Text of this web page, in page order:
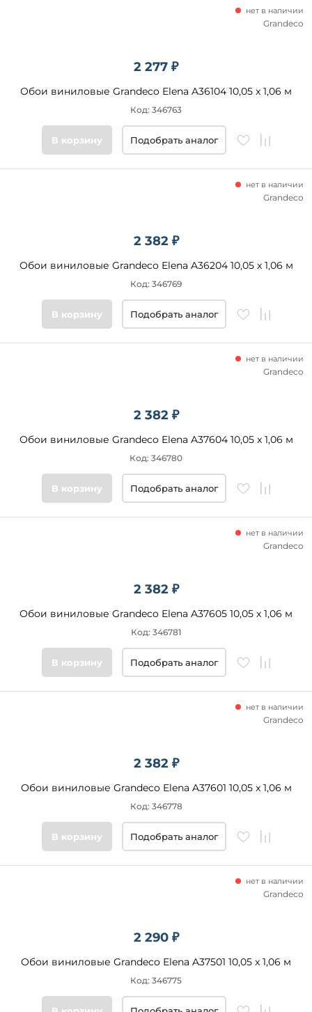
2 277 ₽
Обои виниловые Grandeco Elena A36104 10,05 x 1,06 м
нет в наличии
Код: 346763
Grandeco
В корзину Подобрать аналог
2 382 ₽
Обои виниловые Grandeco Elena A36204 10,05 x 1,06 м
нет в наличии
Код: 346769
Grandeco
В корзину Подобрать аналог
2 382 ₽
Обои виниловые Grandeco Elena A37604 10,05 x 1,06 м
нет в наличии
Код: 346780
Grandeco
В корзину Подобрать аналог
2 382 ₽
Обои виниловые Grandeco Elena A37605 10,05 x 1,06 м
нет в наличии
Код: 346781
Grandeco
В корзину Подобрать аналог
2 382 ₽
Обои виниловые Grandeco Elena A37601 10,05 x 1,06 м
нет в наличии
Код: 346778
Grandeco
В корзину Подобрать аналог
2 290 ₽
Обои виниловые Grandeco Elena A37501 10,05 x 1,06 м
нет в наличии
Код: 346775
Grandeco